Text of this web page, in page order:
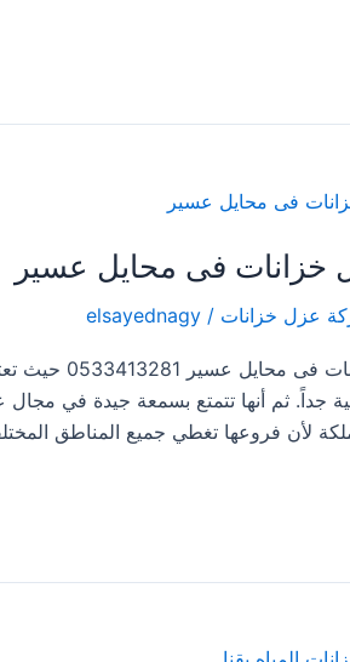
خزانات فى محايل عسير
عزل خزانات /
elsayednagy
شركة عزل
جداً. ثم أنها تتمتع بسمعة جيدة في
لأن فروعها تغطي جميع المناطق